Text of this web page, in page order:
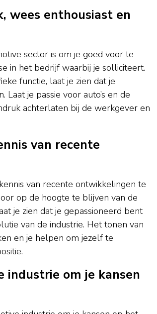
wees enthousiast en
sector is om je goed voor te
in het bedrijf waarbij je solliciteert.
functie, laat je zien dat je
je passie voor auto’s en de
achterlaten bij de werkgever en
van recente
van recente ontwikkelingen te
op de hoogte te blijven van de
je zien dat je gepassioneerd bent
van de industrie. Het tonen van
en je helpen om jezelf te
om je kansen